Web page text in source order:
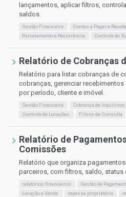
lançamentos, aplicar filtros,
saldos.
Gestão Financeira Contas a Pagar e
Parcelamento e Recorrência
Controle de
Relatório de Cobranças
Relatório para listar cobranças de
cobranças, gerenciar
por período, cliente e imóvel.
Gestão Financeira Cobrança de Inquilinos
Controle de Locações
Filtros de Consulta
Relatório de
Comissões
Relatório que organiza
parceiros, com filtros, saldo, status
relatórios financeiros Gestão de
Locação e Venda
repasse proprietário